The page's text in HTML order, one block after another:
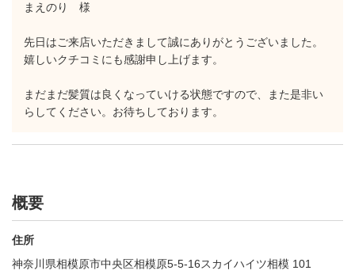
まえのり 様
先日はご来店いただきまして誠にありがとうございました。
嬉しいクチコミにも感謝申し上げます。
まだまだ髪質は良くなっていける状態ですので、また是非い
らしてください。お待ちしております。
概要
住所
神奈川県相模原市中央区相模原5-5-16スカイハイツ相模 101